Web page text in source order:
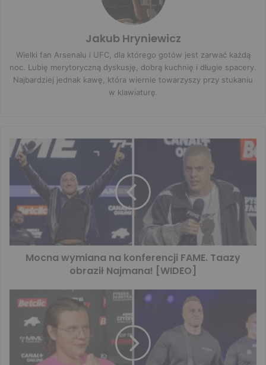
Jakub Hryniewicz
Wielki fan Arsenalu i UFC, dla którego gotów jest zarwać każdą
noc. Lubię merytoryczną dyskusję, dobrą kuchnię i długie spacery.
Najbardziej jednak kawę, która wiernie towarzyszy przy stukaniu
w klawiaturę.
Mocna wymiana na konferencji FAME. Taazy
obraził Najmana! [WIDEO]